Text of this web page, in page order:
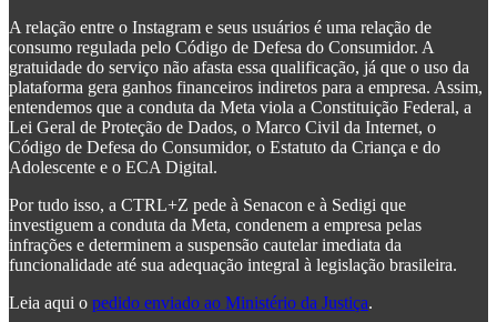
A relação entre o Instagram e seus usuários é uma relação de
consumo regulada pelo Código de Defesa do Consumidor. A
gratuidade do serviço não afasta essa qualificação, já que o uso da
plataforma gera ganhos financeiros indiretos para a empresa. Assim,
entendemos que a conduta da Meta viola a Constituição Federal, a
Lei Geral de Proteção de Dados, o Marco Civil da Internet, o
Código de Defesa do Consumidor, o Estatuto da Criança e do
Adolescente e o ECA Digital.
Por tudo isso, a CTRL+Z pede à Senacon e à Sedigi que
investiguem a conduta da Meta, condenem a empresa pelas
infrações e determinem a suspensão cautelar imediata da
funcionalidade até sua adequação integral à legislação brasileira.
Leia aqui o pedido enviado ao Ministério da Justiça.